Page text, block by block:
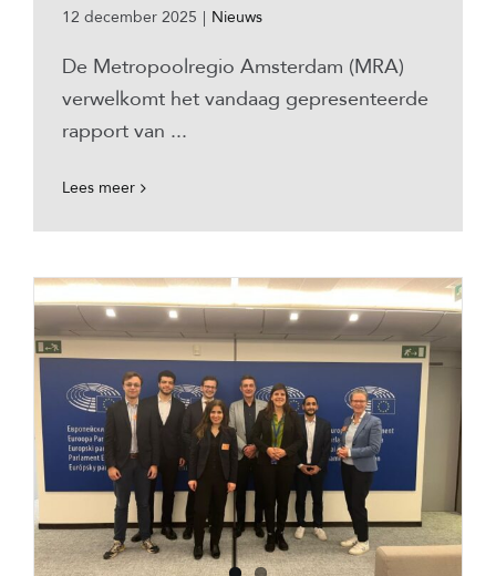
12 december 2025 | Nieuws
De Metropoolregio Amsterdam (MRA)
verwelkomt het vandaag gepresenteerde
rapport van ...
Lees meer